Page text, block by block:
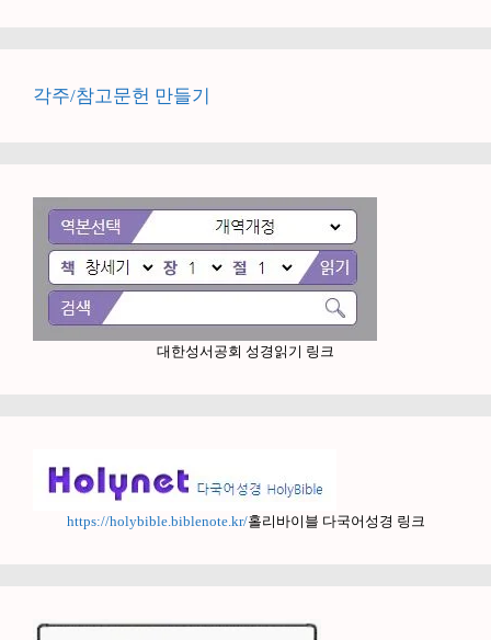
각주/참고문헌 만들기
대한성서공회 성경읽기 링크
https://holybible.biblenote.kr/홀리바이블 다국어성경 링크